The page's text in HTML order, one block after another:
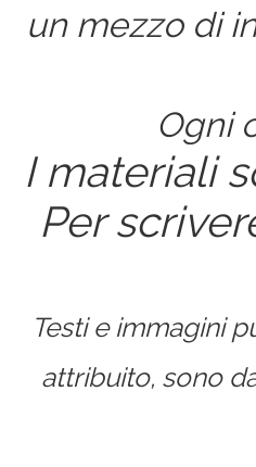
un mezzo di
Ogni
I materiali
Per
Testi e immagini
attribuito, sono